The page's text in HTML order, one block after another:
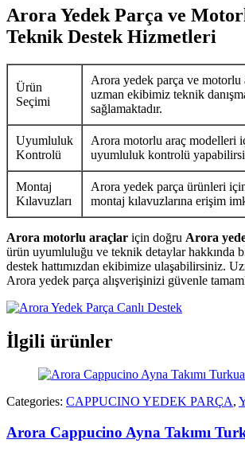
Arora Yedek Parça ve
Teknik Destek Hizmetleri
Ürün
Seçimi
Arora yedek parça ve motorlu
uzman ekibimiz teknik
sağlamaktadır.
Uyumluluk
Kontrolü
Arora motorlu araç modelleri
uyumluluk kontrolü
Montaj
Kılavuzları
Arora yedek parça ürünleri
montaj kılavuzlarına erişim
Arora motorlu araçlar için doğru Arora
ürün uyumluluğu ve teknik detaylar hakkında
destek hattımızdan ekibimize ulaşabilirsiniz.
Arora yedek parça alışverişinizi güvenle
İlgili ürünler
Categories: CAPPUCINO YEDEK PARÇA,
Arora Cappucino Ayna Takımı